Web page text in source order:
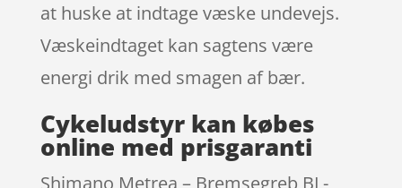
at huske at indtage væske undevejs.
Væskeindtaget kan sagtens være
energi drik med smagen af bær.
Cykeludstyr kan købes
online med prisgaranti
Shimano Metrea – Bremsegreb BL-